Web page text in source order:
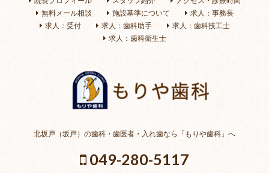
無料メール相談
施設基準について
求人：事務長
求人：受付
求人：歯科助手
求人：歯科技工士
求人：歯科衛生士
北坂戸（坂戸）の歯科・歯医者・入れ歯なら「もりや歯科」へ
049-280-5117